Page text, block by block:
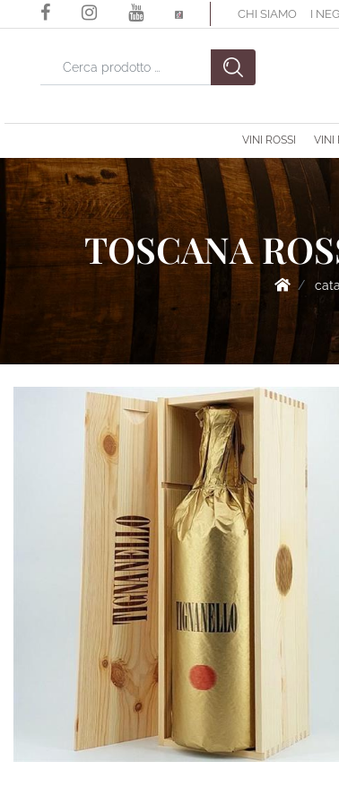
CHI SIAMO I
La modifica di un filtro aggiorna automaticamente gli
VINI ROSSI VINI
TOSCANA